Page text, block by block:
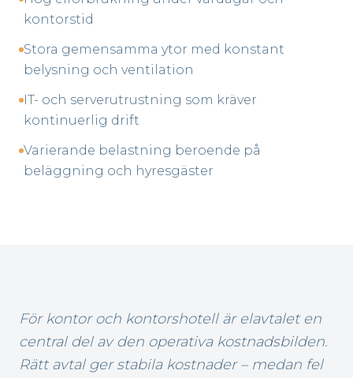
kontorstid
Stora gemensamma ytor med konstant
belysning och ventilation
IT- och serverutrustning som kräver
kontinuerlig drift
Varierande belastning beroende på
beläggning och hyresgäster
För kontor och kontorshotell är elavtalet en
central del av den operativa kostnadsbilden.
Rätt avtal ger stabila kostnader – medan fel